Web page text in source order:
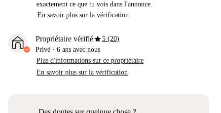
exactement ce que tu vois dans l'annonce.
En savoir plus sur la vérification
Propriétaire vérifiéstar5 (20)
Privé · 6 ans avec nous
Plus d'informations sur ce propriétaire
En savoir plus sur la vérification